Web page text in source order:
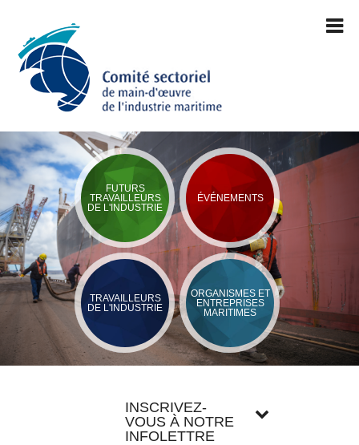
FUTURS
TRAVAILLEURS
DE L'INDUSTRIE
ÉVÉNEMENTS
TRAVAILLEURS
DE L'INDUSTRIE
ORGANISMES ET
ENTREPRISES
MARITIMES
INSCRIVEZ-
VOUS À NOTRE
INFOLETTRE